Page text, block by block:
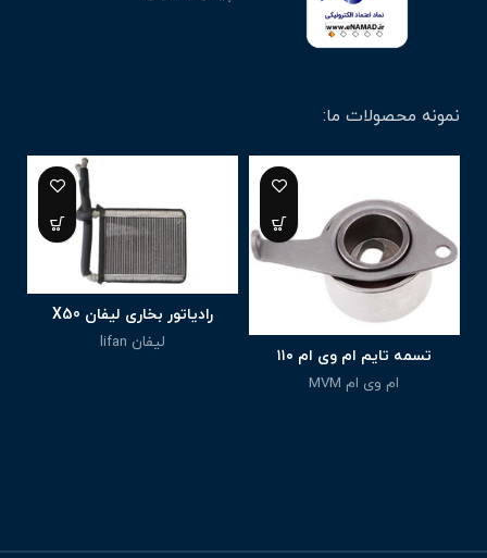
نمونه محصولات ما:
تسمه تایم ام وی ام ۱۱۰
ام وی ام MVM
رادیاتور بخاری لیفان X50
لیفان lifan